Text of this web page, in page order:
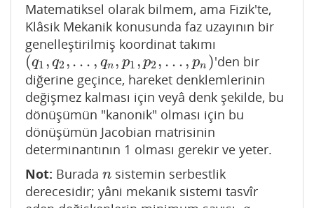
Matematiksel olarak bilmem, ama Fizik'te,
Klâsik Mekanik konusunda faz uzayının bir
genelleştirilmiş koordinat takımı
(q1 , q2 ,… , qn , p1 , p2 , …, pn )
(q1 q2,…, q n ,p1,p 2,…,pn)
'den bir
diğerine geçince, hareket denklemlerinin
değişmez kalması için veyâ denk şekilde, bu
dönüşümün "kanonik" olması için bu
dönüşümün Jacobian matrisinin
determinantının 1 olması gerekir ve yeter.
Not: Burada n
nsistemin serbestlik
derecesidir; yâni mekanik sistemi tasvîr